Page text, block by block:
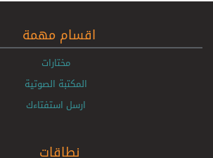
اقسام مهمة
مختارات
المكتبة الصوتية
ارسل استفتاءك
نطاقات